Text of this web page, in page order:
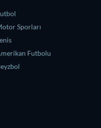
Sporları
Futbolu